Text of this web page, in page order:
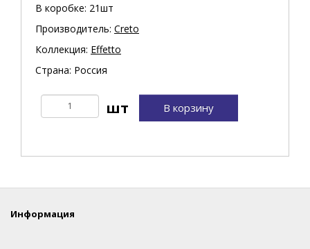
В коробке: 21шт
Производитель: Creto
Коллекция: Effetto
Страна: Россия
В корзину
Информация